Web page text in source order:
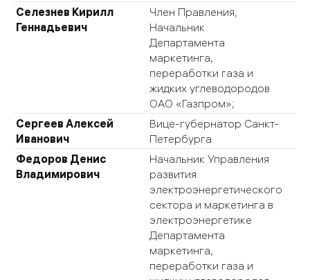
Селезнев Кирилл
Геннадьевич
Член Правления,
Начальник
Департамента
маркетинга,
переработки газа и
жидких углеводородов
ОАО «Газпром»;
Сергеев Алексей
Иванович
Вице-губернатор Санкт-
Петербурга
Федоров Денис
Владимирович
Начальник Управления
развития
электроэнергетического
сектора и маркетинга в
электроэнергетике
Департамента
маркетинга,
переработки газа и